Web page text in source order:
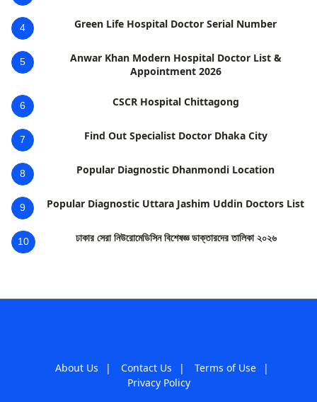
4 Green Life Hospital Doctor Serial Number
5
Anwar Khan Modern Hospital Doctor List &
Appointment 2026
6 CSCR Hospital Chittagong
7 Find Out Specialist Doctor Dhaka City
8 Popular Diagnostic Dhanmondi Location
9 Popular Diagnostic Uttara Jashim Uddin Doctors List
10 ঢাকার সেরা নিউরোমেডিসিন বিশেষজ্ঞ ডাক্তারদের তালিকা ২০২৬
About Us | Contact Us | Terms of Use
|
Privacy Policy